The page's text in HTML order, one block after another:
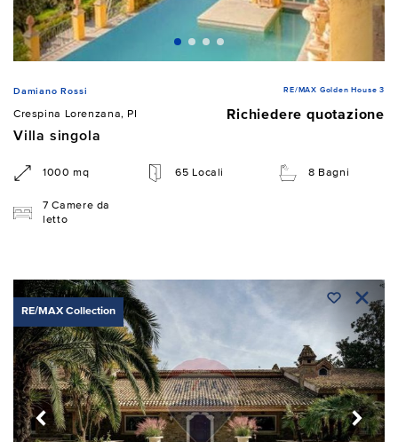
Damiano Rossi RE/MAX Golden House 3
Crespina Lorenzana, PI
Richiedere quotazione
Villa singola
1000 mq 65 Locali 8 Bagni
7 Camere da
letto
RE/MAX Collection